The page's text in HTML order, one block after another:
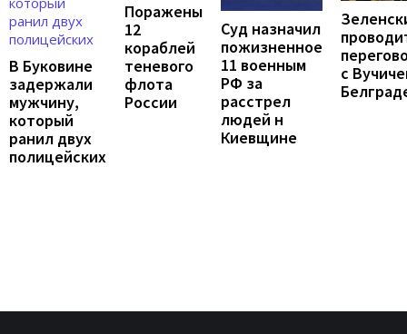
В Буковине
задержали
мужчину,
который
ранил двух
полицейских
Поражены
12
кораблей
теневого
флота
России
Суд назначил
пожизненное
11 военным
РФ за
расстрел
людей н
Киевщине
с